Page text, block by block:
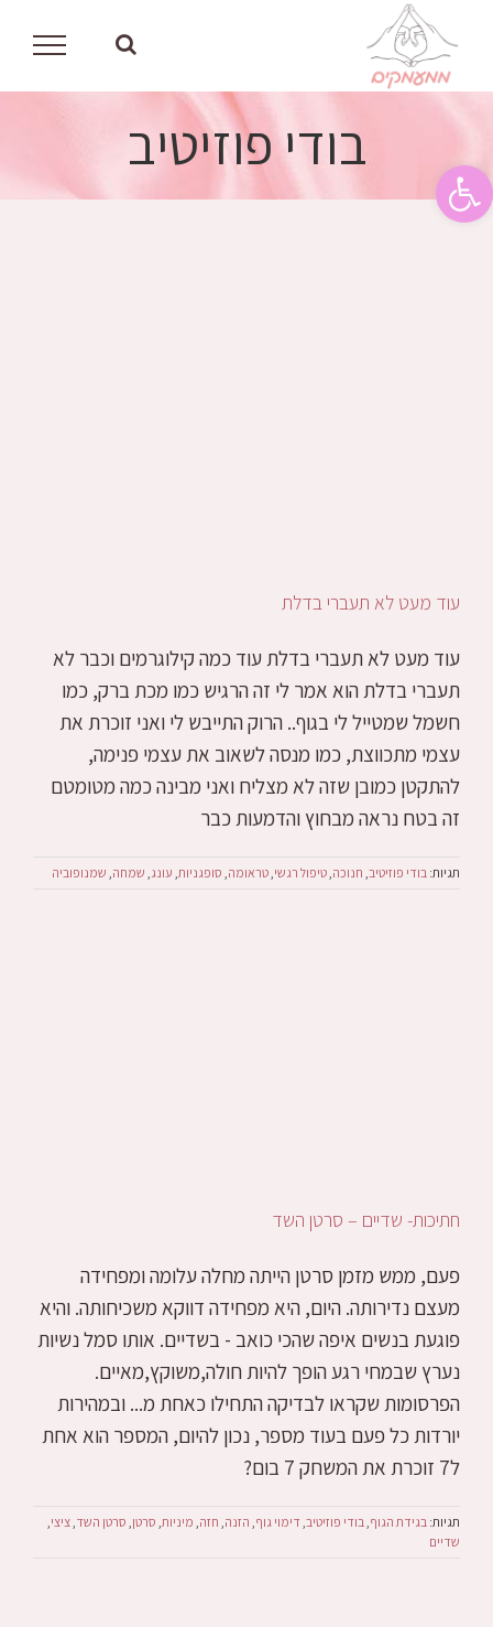
פתח סרגל נגישות
לתוכן
בודי פוזיטיב
עוד מעט לא תעברי בדלת
עוד מעט לא תעברי בדלת עוד כמה קילוגרמים וכבר לא
תעברי בדלת הוא אמר לי זה הרגיש כמו מכת ברק, כמו
חשמל שמטייל לי בגוף.. הרוק התייבש לי ואני זוכרת את
עצמי מתכווצת, כמו מנסה לשאוב את עצמי פנימה,
להתקטן כמובן שזה לא מצליח ואני מבינה כמה מטומטם
זה בטח נראה מבחוץ והדמעות כבר
תגיות: בודי פוזיטיב, חנוכה,טיפול רגשי,טראומה, סופגניות, עונג, שמחה, שמנופוביה
חתיכות- שדיים – סרטן השד
פעם, ממש מזמן סרטן הייתה מחלה עלומה ומפחידה
מעצם נדירותה. היום, היא מפחידה דווקא משכיחותה. והיא
פוגעת בנשים איפה שהכי כואב - בשדיים. אותו סמל נשיות
נערץ שבמחי רגע הופך להיות חולה,משוקץ,מאיים.
הפרסומות שקראו לבדיקה התחילו כאחת מ... ובמהירות
יורדות כל פעם בעוד מספר, נכון להיום, המספר הוא אחת
ל7 זוכרת את המשחק 7 בום?
תגיות: בגידת הגוף,בודי פוזיטיב, דימוי גוף, הזנה, חזה, מיניות, סרטן, סרטן השד,ציצי,
שדיים